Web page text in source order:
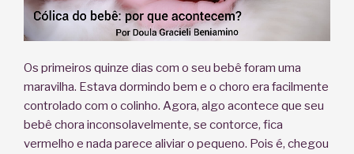
Os primeiros quinze dias com o seu bebê foram uma
maravilha. Estava dormindo bem e o choro era facilmente
controlado com o colinho. Agora, algo acontece que seu
bebê chora inconsolavelmente, se contorce, fica
vermelho e nada parece aliviar o pequeno. Pois é, chegou